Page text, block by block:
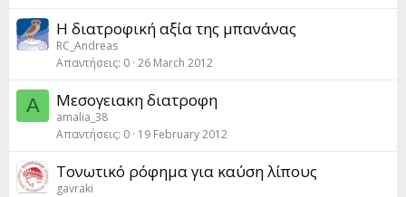
Η διατροφική αξία της μπανάνας
RC_Andreas
Απαντήσεις 0 26 March 2012
A Μεσογειακη διατροφη
amalia_38
Απαντήσεις 0 19 February 2012
Τονωτικό ρόφημα για καύση λίπους
gavraki